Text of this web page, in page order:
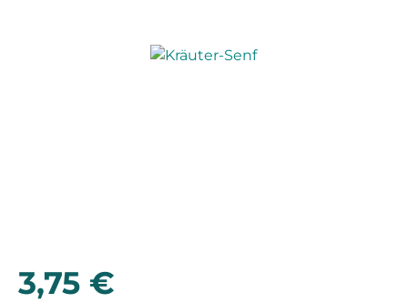
Bildergalerie überspringen
Regulärer Preis:
3,75 €